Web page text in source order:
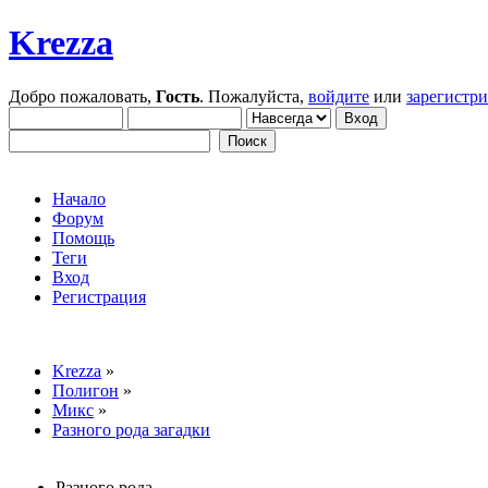
Krezza
Добро пожаловать, Гость. Пожалуйста, войдите или
Начало
Форум
Помощь
Теги
Вход
Регистрация
Krezza »
Полигон »
Микс »
Разного рода загадки